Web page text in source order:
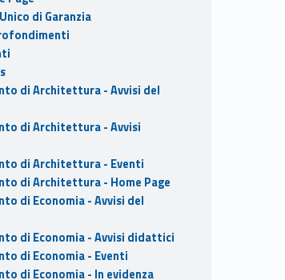
di Garanzia
di Architettura - Avvisi del
di Architettura - Avvisi
di Architettura - Eventi
di Architettura - Home Page
di Economia - Avvisi del
di Economia - Avvisi didattici
di Economia - Eventi
di Economia - In evidenza